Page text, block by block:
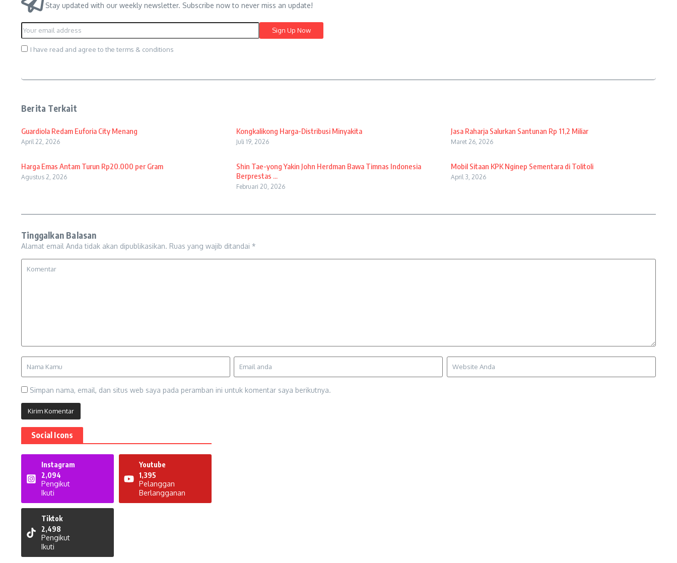
Stay updated with our weekly newsletter. Subscribe now to never miss an update!
I have read and agree to the terms & conditions
Berita Terkait
Guardiola Redam Euforia City Menang
April 22, 2026
Kongkalikong Harga-Distribusi Minyakita
Juli 19, 2026
Jasa Raharja Salurkan Santunan Rp 11,2 Miliar
Maret 26, 2026
Harga Emas Antam Turun Rp20.000 per Gram
Agustus 2, 2026
Shin Tae-yong Yakin John Herdman Bawa Timnas Indonesia
Berprestas ...
Februari 20, 2026
Mobil Sitaan KPK Nginep Sementara di Tolitoli
April 3, 2026
Tinggalkan Balasan
Alamat email Anda tidak akan dipublikasikan. Ruas yang wajib ditandai *
Simpan nama, email, dan situs web saya pada peramban ini untuk komentar saya berikutnya.
Social Icons
Instagram
2,094
Pengikut
Ikuti
Youtube
1,395
Pelanggan
Berlangganan
Tiktok
2,498
Pengikut
Ikuti